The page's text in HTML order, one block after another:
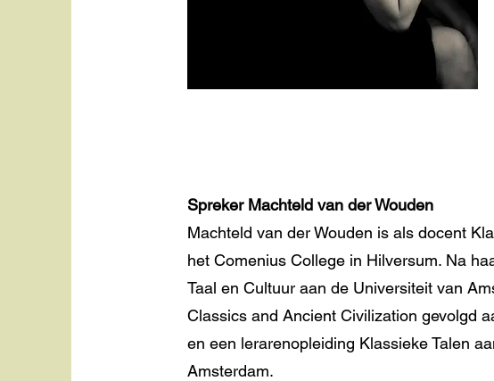
Spreker Machteld van der Wouden
Machteld van der Wouden is als docent
het Comenius College in Hilversum. Na
Taal en Cultuur aan de Universiteit van
Classics and Ancient Civilization gevolgd
en een lerarenopleiding Klassieke Talen
Amsterdam.